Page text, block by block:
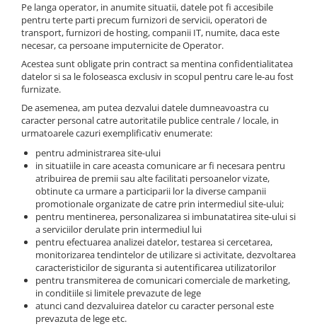
Pe langa operator, in anumite situatii, datele pot fi accesibile
pentru terte parti precum furnizori de servicii, operatori de
transport, furnizori de hosting, companii IT, numite, daca este
necesar, ca persoane imputernicite de Operator.
Acestea sunt obligate prin contract sa mentina confidentialitatea
datelor si sa le foloseasca exclusiv in scopul pentru care le-au fost
furnizate.
De asemenea, am putea dezvalui datele dumneavoastra cu
caracter personal catre autoritatile publice centrale / locale, in
urmatoarele cazuri exemplificativ enumerate:
pentru administrarea site-ului
in situatiile in care aceasta comunicare ar fi necesara pentru
atribuirea de premii sau alte facilitati persoanelor vizate,
obtinute ca urmare a participarii lor la diverse campanii
promotionale organizate de catre prin intermediul site-ului;
pentru mentinerea, personalizarea si imbunatatirea site-ului si
a serviciilor derulate prin intermediul lui
pentru efectuarea analizei datelor, testarea si cercetarea,
monitorizarea tendintelor de utilizare si activitate, dezvoltarea
caracteristicilor de siguranta si autentificarea utilizatorilor
pentru transmiterea de comunicari comerciale de marketing,
in conditiile si limitele prevazute de lege
atunci cand dezvaluirea datelor cu caracter personal este
prevazuta de lege etc.